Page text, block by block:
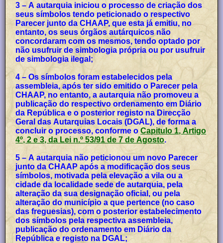
3 – A autarquia iniciou o processo de criação dos
seus símbolos tendo peticionado o respectivo
Parecer junto da CHAAP, que esta já emitiu, no
entanto, os seus órgãos autárquicos não
concordaram com os mesmos, tendo optado por
não usufruir de simbologia própria ou por usufruir
de simbologia ilegal;
4 – Os símbolos foram estabelecidos pela
assembleia, após ter sido emitido o Parecer pela
CHAAP, no entanto, a autarquia não promoveu a
publicação do respectivo ordenamento em Diário
da República e o posterior registo na Direcção
Geral das Autarquias Locais (DGAL), de forma a
concluir o processo, conforme oCapitulo 1, Artigo
4º, 2 e 3, da Lei n.º 53/91 de 7 de Agosto.
5 – A autarquia não peticionou um novo Parecer
junto da CHAAP após a modificação dos seus
símbolos, motivada pela elevação a vila ou a
cidade da localidade sede de autarquia, pela
alteração da sua designação oficial, ou pela
alteração do município a que pertence (no caso
das freguesias), com o posterior estabelecimento
dos símbolos pela respectiva assembleia,
publicação do ordenamento em Diário da
República e registo na DGAL;